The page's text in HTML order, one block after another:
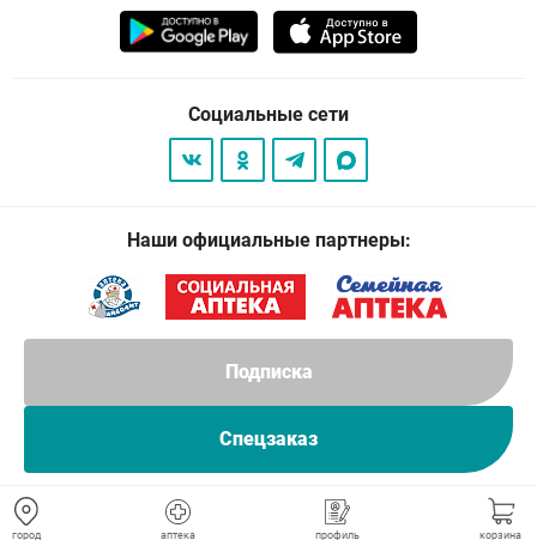
город аптека профиль корзина
Подписка
Спецзаказ
Социальные сети
Наши официальные партнеры: